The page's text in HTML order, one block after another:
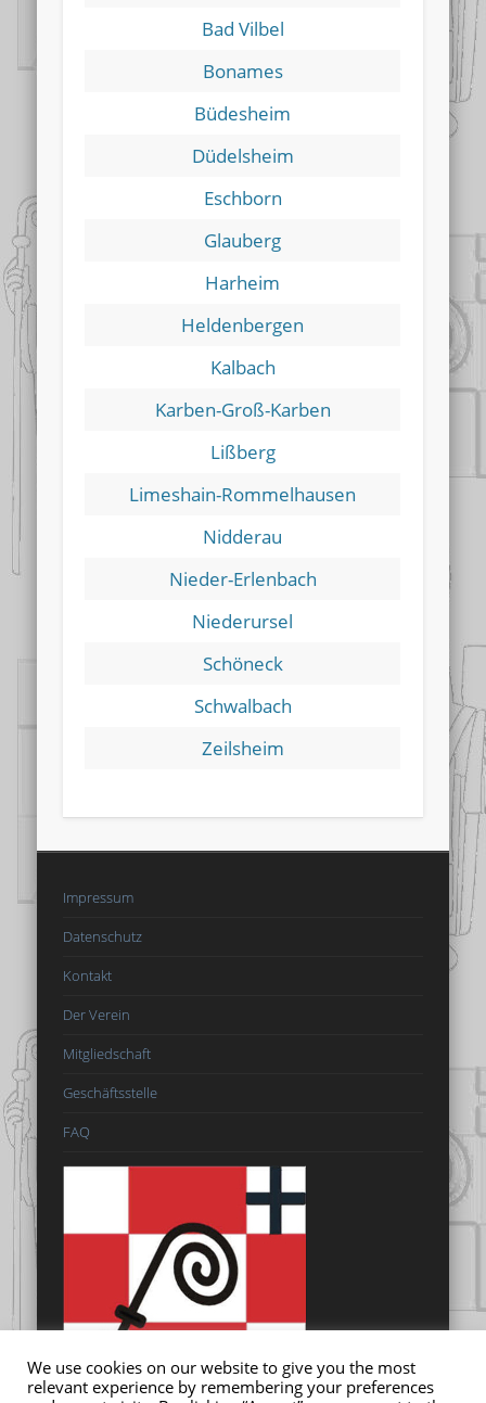
Bad Vilbel
Bonames
Büdesheim
Düdelsheim
Eschborn
Glauberg
Harheim
Heldenbergen
Kalbach
Karben-Groß-Karben
Lißberg
Limeshain-Rommelhausen
Nidderau
Nieder-Erlenbach
Niederursel
Schöneck
Schwalbach
Zeilsheim
Impressum
Datenschutz
Kontakt
Der Verein
Mitgliedschaft
Geschäftsstelle
FAQ
We use cookies on our website to give you the most
relevant experience by remembering your preferences